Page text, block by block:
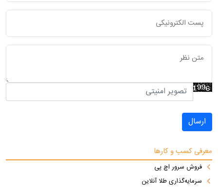
ارسال
معرفی کسب و کارها
فروش سرور اچ پی
سرمایه‌گذاری طلا آنلاین